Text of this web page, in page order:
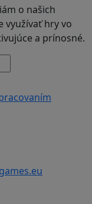
o našich
využívať hry vo
a prínosné.